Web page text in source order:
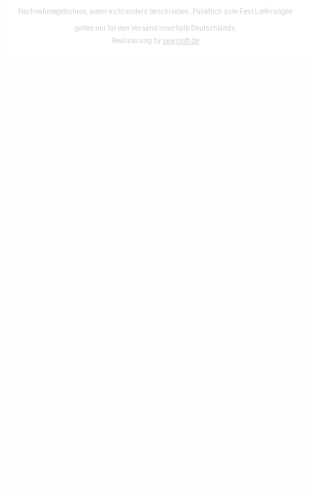
Nachnahmegebühren, wenn nicht anders beschrieben. Pünktlich zum Fest Lieferungen
gelten nur für den Versand innerhalb Deutschlands.
Realisierung by sewisoft.de